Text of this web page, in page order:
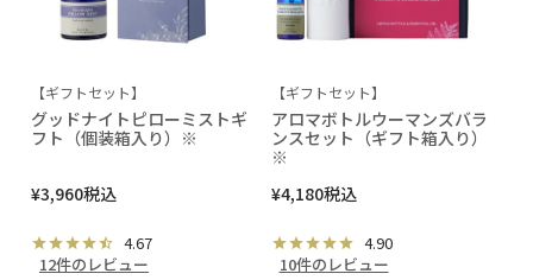
【ギフトセット】
グッドナイトピローミストギ
フト（個装箱入り）※
¥3,960税込
4.67
12件のレビュー
【ギフトセット】
アロマボトルウーマンズバラ
ンスセット（ギフト箱入り）
※
¥4,180税込
4.90
10件のレビュー